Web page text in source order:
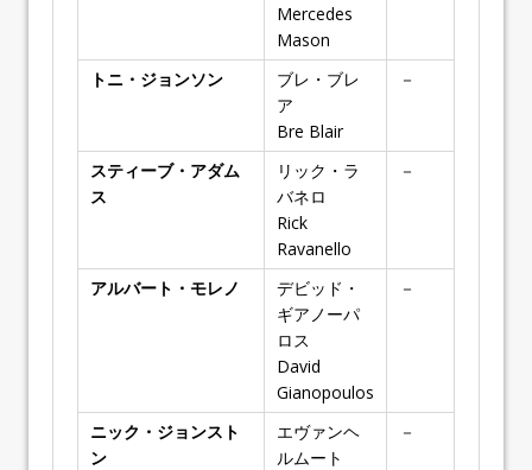
Mercedes
Mason
トニ・ジョンソン
ブレ・ブレ
ア
Bre Blair
－
スティーブ・アダム
ス
リック・ラ
バネロ
Rick
Ravanello
－
アルバート・モレノ
デビッド・
ギアノーパ
ロス
David
Gianopoulos
－
ニック・ジョンスト
ン
エヴァンヘ
ルムート
－